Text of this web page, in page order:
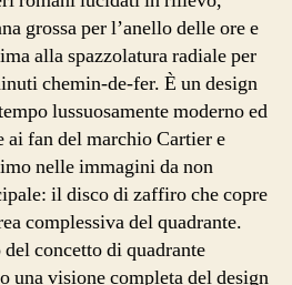
grossa per l’anello delle ore e
alla spazzolatura radiale per
chemin-de-fer. È un design
lussuosamente moderno ed
ai fan del marchio Cartier e
nelle immagini da non
il disco di zaffiro che copre
complessiva del quadrante.
concetto di quadrante
una visione completa del design